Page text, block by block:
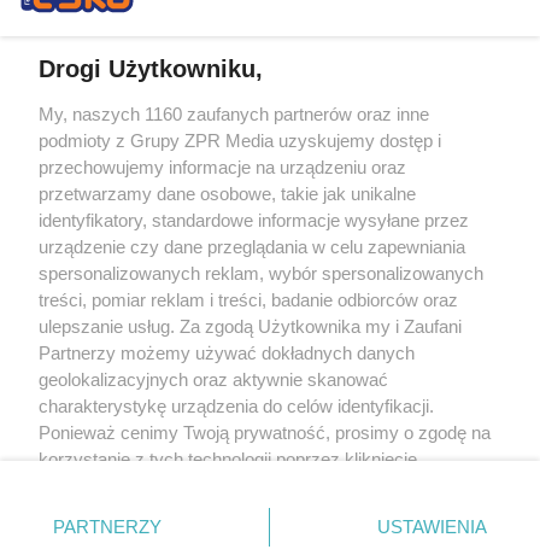
Żaden utwór zamieszczony w serwisie nie może być powielany i
rozpowszechniany lub dalej rozpowszechniany w jakikolwiek sposób (w
tym także elektroniczny lub mechaniczny) na jakimkolwiek polu
eksploatacji w jakiejkolwiek formie, włącznie z umieszczaniem w Internecie
bez pisemnej zgody właściciela praw. Jakiekolwiek użycie lub
wykorzystanie utworów w całości lub w części z naruszeniem prawa, tzn.
bez właściwej zgody, jest zabronione pod groźbą kary i może być ścigane
prawnie.
O nas
Drogi Użytkowniku,
My, naszych 1160 zaufanych partnerów oraz inne
podmioty z Grupy ZPR Media uzyskujemy dostęp i
przechowujemy informacje na urządzeniu oraz
przetwarzamy dane osobowe, takie jak unikalne
identyfikatory, standardowe informacje wysyłane przez
urządzenie czy dane przeglądania w celu zapewniania
spersonalizowanych reklam, wybór spersonalizowanych
treści, pomiar reklam i treści, badanie odbiorców oraz
ulepszanie usług. Za zgodą Użytkownika my i Zaufani
Partnerzy możemy używać dokładnych danych
geolokalizacyjnych oraz aktywnie skanować
charakterystykę urządzenia do celów identyfikacji.
Ponieważ cenimy Twoją prywatność, prosimy o zgodę na
korzystanie z tych technologii poprzez kliknięcie
zmienić/wycofać klikając przycisk ustawień prywatności
znajdujący się w lewym dolnym rogu strony
PARTNERZY USTAWIENIA